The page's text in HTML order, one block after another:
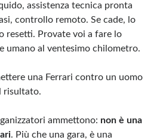
assistenza tecnica pronta
controllo remoto. Se cade, lo
resetti. Provate voi a fare lo
umano al ventesimo chilometro.
una Ferrari contro un uomo
risultato.
ammettono: non è una
. Più che una gara, è una